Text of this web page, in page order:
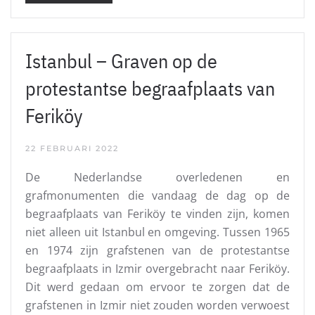
Istanbul – Graven op de
protestantse begraafplaats van
Feriköy
22 FEBRUARI 2022
De Nederlandse overledenen en
grafmonumenten die vandaag de dag op de
begraafplaats van Feriköy te vinden zijn, komen
niet alleen uit Istanbul en omgeving. Tussen 1965
en 1974 zijn grafstenen van de protestantse
begraafplaats in Izmir overgebracht naar Feriköy.
Dit werd gedaan om ervoor te zorgen dat de
grafstenen in Izmir niet zouden worden verwoest